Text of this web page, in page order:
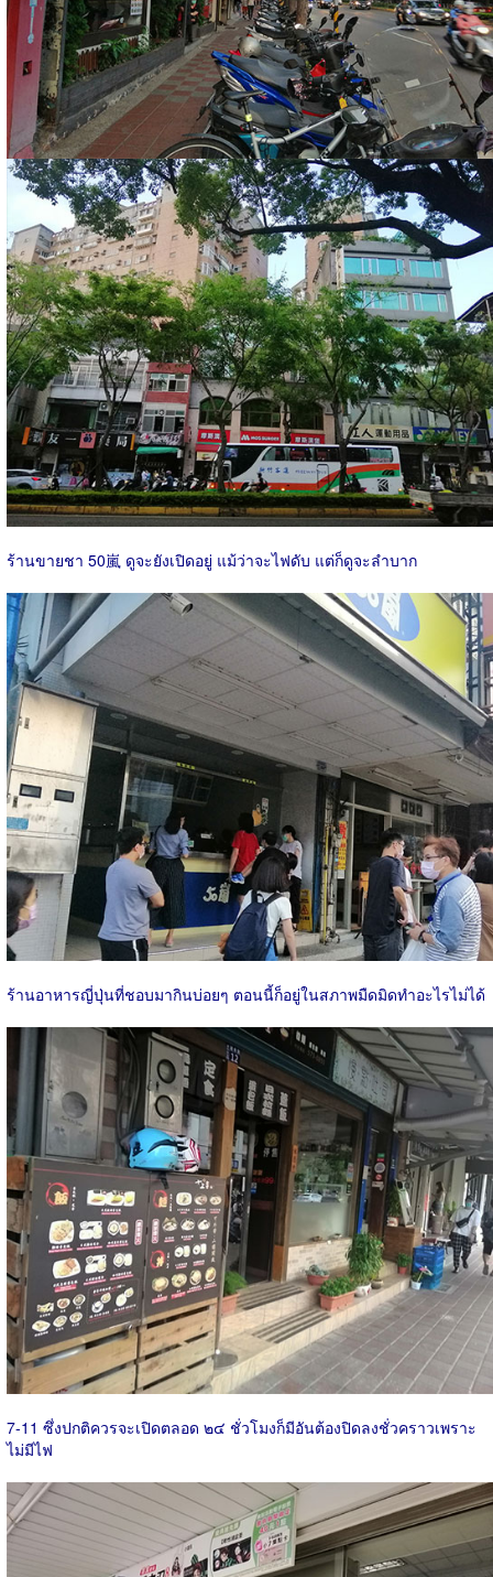
ร้านขายชา 50嵐 ดูจะยังเปิดอยู่ แม้ว่าจะไฟดับ แต่ก็ดูจะลำบาก
ร้านอาหารญี่ปุ่นที่ชอบมากินบ่อยๆ ตอนนี้ก็อยู่ในสภาพมืดมิดทำอะไรไม่ได้
7-11 ซึ่งปกติควรจะเปิดตลอด ๒๔ ชั่วโมงก็มีอันต้องปิดลงชั่วคราวเพราะ
ไม่มีไฟ